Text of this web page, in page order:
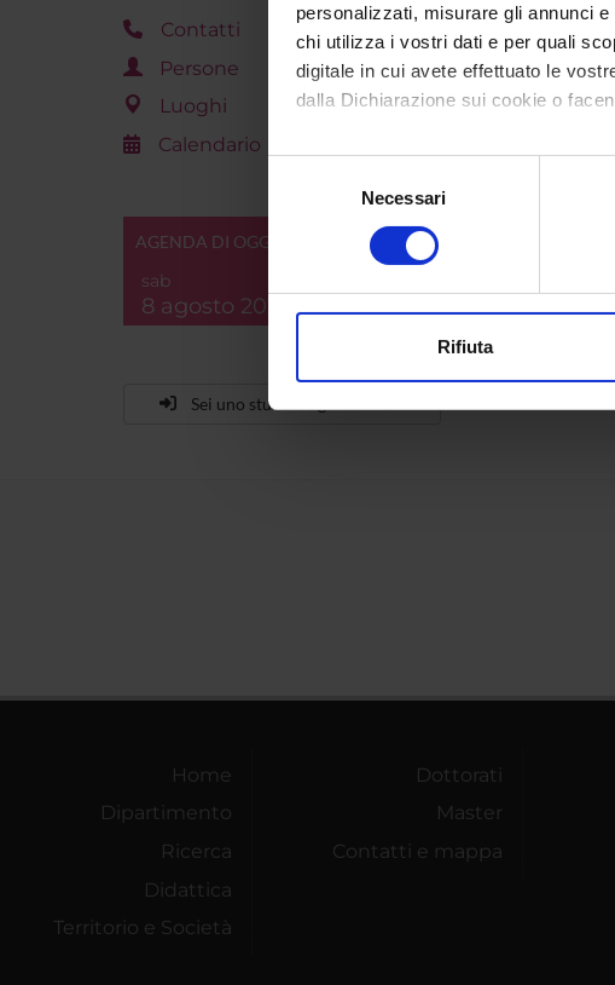
personalizzati, misurare gli annunci
chi utilizza i vostri dati e per quali
digitale in cui avete effettuato le
dalla Dichiarazione sui cookie o
Con il tuo consenso, vorremmo
raccogliere informazioni
digitali).
modificare o ritirare il tuo consenso
Necessari
Rifiuta
Contatti
Persone
Luoghi
Calendario
AGENDA DI OGGI
sab
8 agosto 2026
Sei uno studente già iscritto?
Home
Dipartimento
Ricerca
Didattica
Territorio e Società
Dottorati
Master
Contatti e mappa